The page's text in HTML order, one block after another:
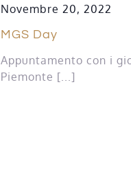
Novembre 20, 2022
MGS Day
Appuntamento con i
Piemonte [...]